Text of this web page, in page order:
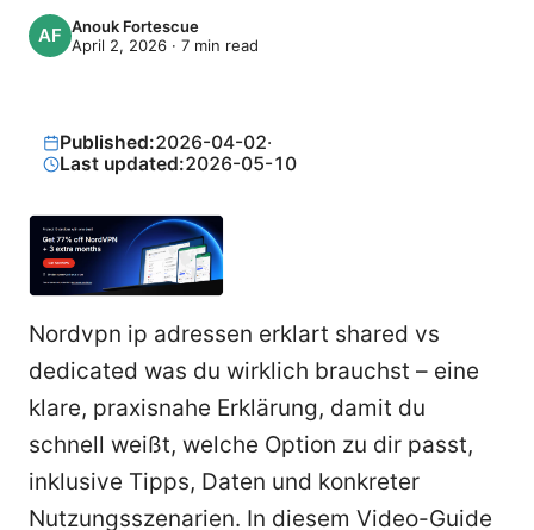
Anouk Fortescue
April 2, 2026 · 7 min read
Published:2026-04-02·
Last updated:2026-05-10
Nordvpn ip adressen erklart shared vs
dedicated was du wirklich brauchst – eine
klare, praxisnahe Erklärung, damit du
schnell weißt, welche Option zu dir passt,
inklusive Tipps, Daten und konkreter
Nutzungsszenarien. In diesem Video-Guide